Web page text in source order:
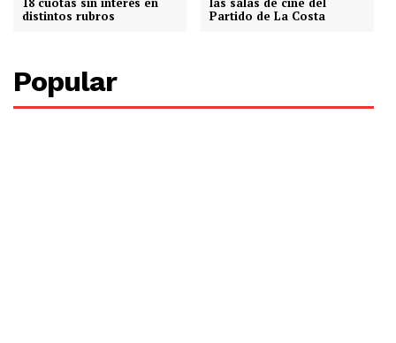
distintos rubros
Partido de La Costa
Popular